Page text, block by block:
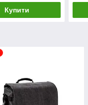
Купити